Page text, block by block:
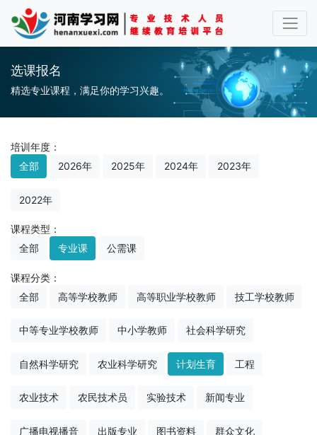
选课报名
精选专业课程，满足你的学习兴趣。
培训年度：
全部
2026年 2025年 2024年 2023年
2022年
课程类型：
全部
专业课 公需课
课程分类：
全部
高等学校教师 高等职业学校教师 技工学校教师
中等专业学校教师 中小学教师 社会科学研究
自然科学研究 农业科学研究 计划生育 工程
农业技术 农民技术员 实验技术 新闻专业
广播电视播音 出版专业 图书资料 群众文化